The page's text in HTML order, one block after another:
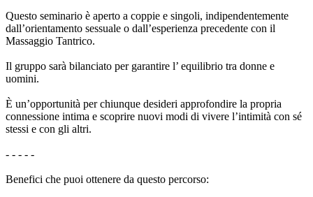
Questo seminario è aperto a coppie e singoli, indipendentemente
dall’orientamento sessuale o dall’esperienza precedente con il
Massaggio Tantrico.
Il gruppo sarà bilanciato per garantire l’ equilibrio tra donne e
uomini.
È un’opportunità per chiunque desideri approfondire la propria
connessione intima e scoprire nuovi modi di vivere l’intimità con sé
stessi e con gli altri.
- - - - -
Benefici che puoi ottenere da questo percorso: